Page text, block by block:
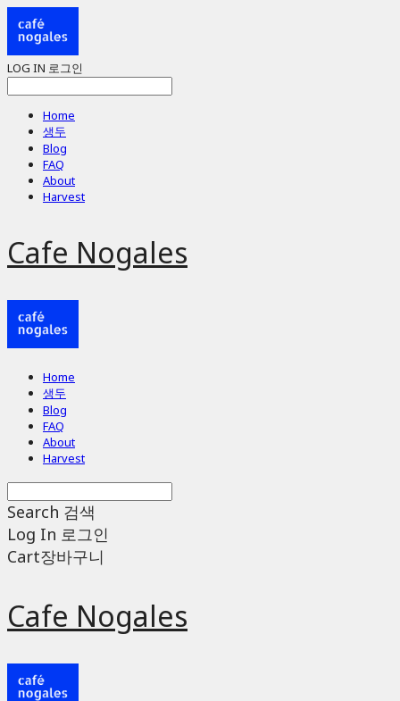
LOG IN 로그인
Home
생두
Blog
FAQ
About
Harvest
Cafe Nogales
Home
생두
Blog
FAQ
About
Harvest
Search 검색
Log In 로그인
Cart장바구니
Cafe Nogales